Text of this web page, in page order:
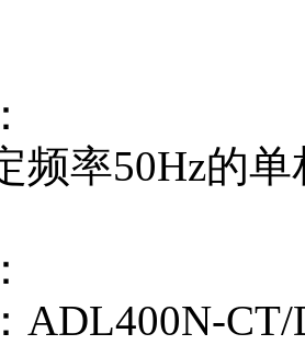
频率50Hz的
ADL400N-CT/